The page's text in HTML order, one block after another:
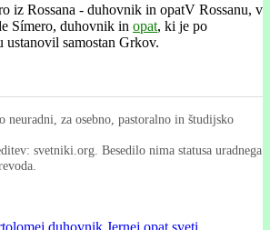
V Rossanu, v
Símero, duhovnik in opat, ki je po
samostan Grkov.
neuradni, za osebno, pastoralno in študijsko
svetniki.org. Besedilo nima statusa uradnega
duhovnik Jernej opat sveti